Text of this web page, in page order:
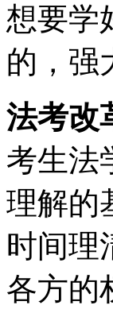
想要学
的，强
法考改
考生法
理解的
时间理
各方的